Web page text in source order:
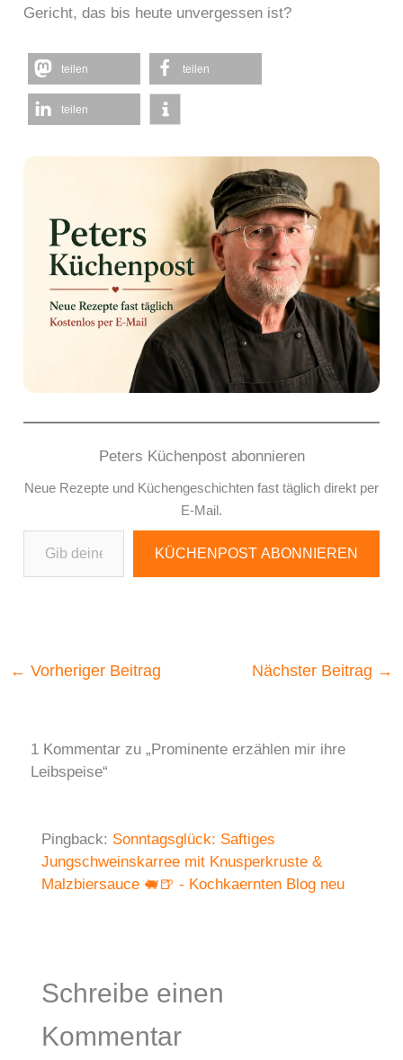
Gericht, das bis heute unvergessen ist?
teilen teilen
teilen
Peters Küchenpost abonnieren
Neue Rezepte und Küchengeschichten fast täglich direkt per
E-Mail.
Gib deine E-Mail-Adresse ein ...
KÜCHENPOST ABONNIEREN
← Vorheriger Beitrag Nächster Beitrag →
1 Kommentar zu „Prominente erzählen mir ihre
Leibspeise“
Pingback: Sonntagsglück: Saftiges
Jungschweinskarree mit Knusperkruste &
Malzbiersauce 🐖🍺 - Kochkaernten Blog neu
Schreibe einen
Kommentar